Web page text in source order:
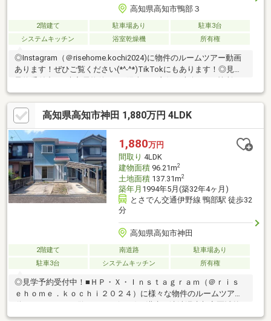
高知県高知市鴨部３
2階建て 駐車場あり
駐車3台
システムキッチン
浴室乾燥機 所有権
◎Instagram（＠risehome.kochi2024)に物件のルームツアー動画
あります！ぜひご覧ください(*^-^*)TikTokにもあります！◎見学
ルコニーで家事がスムーズ■スーパーやコンビニ、土佐道路が近
く、生活に便利な立地■全居室収納＋4帖のWIC完備。季節物やス
ーツケースまでまとめて収納可能■来客にも便利な1階洋室。在宅
ワークや遊び場、色んな用途で活躍【周辺環境】・高知市立鴨部
小学校 徒歩7分（約525m）・高知市立西部中学校 徒歩11分
（約824m）
高知県高知市神田 1,880万円 4LDK
1,880万円
間取り 4LDK
建物面積96.21m2
土地面積137.31m2
築年月 1994年5月(築32年4ヶ月)
とさでん交通伊野線 鴨部駅 徒歩32
分
高知県高知市神田
2階建て 南道路
駐車場あり
駐車3台
システムキッチン 所有権
◎見学予約受付中！■ＨＰ・Ｘ・Ｉｎｓｔａｇｒａｍ（＠ｒｉｓ
ｅｈｏｍｅ．ｋｏｃｈｉ２０２４）に様々な物件のルームツアー
の安心立地！・全居室が6帖以上とゆとりのある間取り・敷地内に